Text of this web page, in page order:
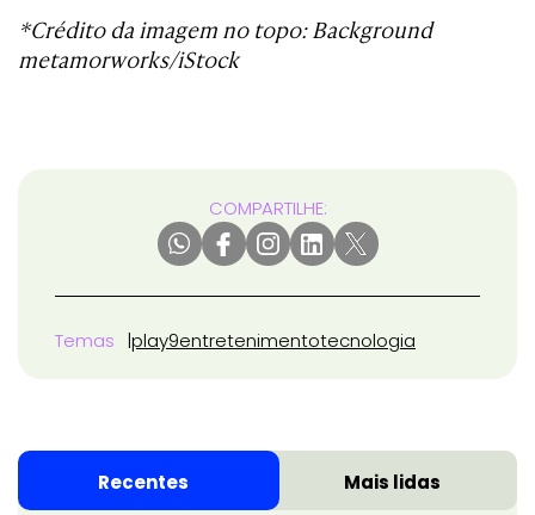
*Crédito da imagem no topo: Background
metamorworks/iStock
COMPARTILHE:
Temas play9entretenimentotecnologia
Recentes Mais lidas